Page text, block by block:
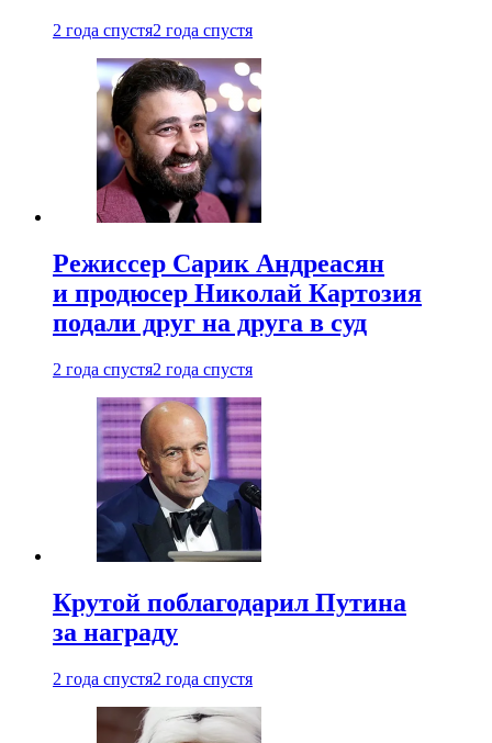
2 года спустя2 года спустя
Режиссер Сарик Андреасян
и продюсер Николай Картозия
подали друг на друга в суд
2 года спустя2 года спустя
Крутой поблагодарил Путина
за награду
2 года спустя2 года спустя